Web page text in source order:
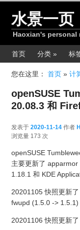
水景一页
Haoxian's personal
主菜单首页 分类 » 标
您在这里： 首页 » 计
openSUSE
20.08.3 和
发表于 2020-11-14 作者
浏览量 173 次
openSUSE
主要更新了
1.18.1 和 KDE
20201105 快照更新
fwupd (1.5.0 -> 1.5.1)
20201106 快照更新